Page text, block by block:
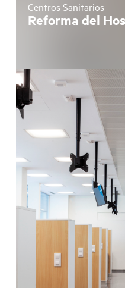
Centros Sanitarios
Reforma del